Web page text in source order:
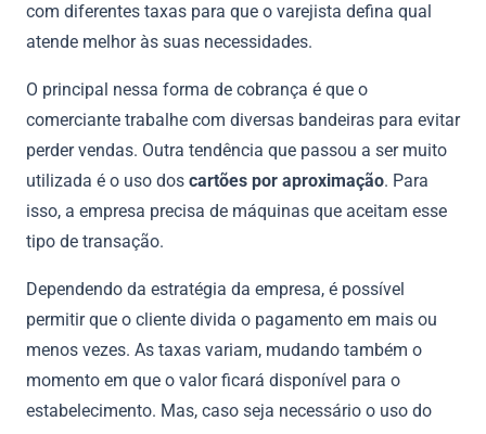
com diferentes taxas para que o varejista defina qual
atende melhor às suas necessidades.
O principal nessa forma de cobrança é que o
comerciante trabalhe com diversas bandeiras para evitar
perder vendas. Outra tendência que passou a ser muito
utilizada é o uso dos cartões por aproximação. Para
isso, a empresa precisa de máquinas que aceitam esse
tipo de transação.
Dependendo da estratégia da empresa, é possível
permitir que o cliente divida o pagamento em mais ou
menos vezes. As taxas variam, mudando também o
momento em que o valor ficará disponível para o
estabelecimento. Mas, caso seja necessário o uso do